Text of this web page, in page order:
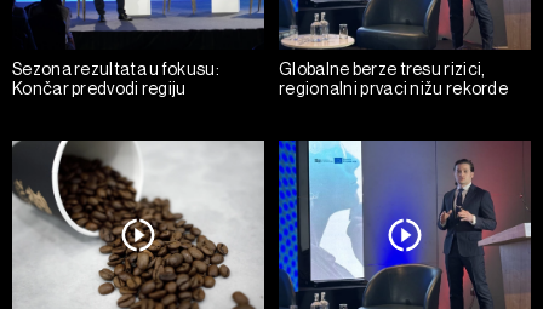
Sezona rezultata u fokusu:
Končar predvodi regiju
Globalne berze tresu rizici,
regionalni prvaci nižu rekorde